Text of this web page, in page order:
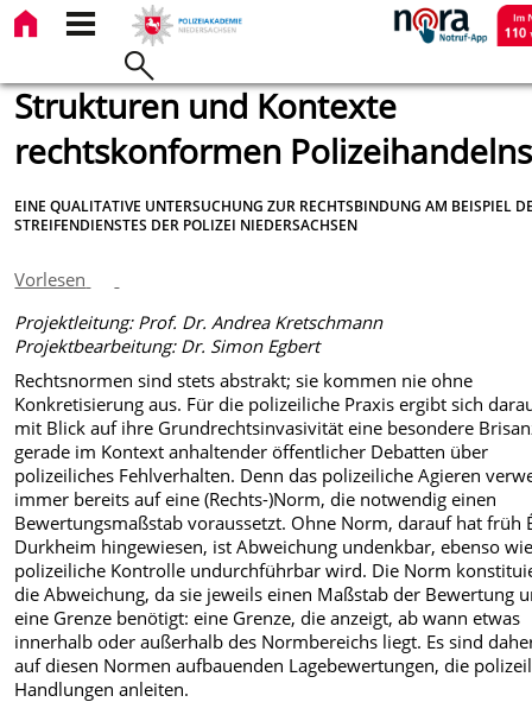
Strukturen und Kontexte
rechtskonformen Polizeihandelns
EINE QUALITATIVE UNTERSUCHUNG ZUR RECHTSBINDUNG AM BEISPIEL
STREIFENDIENSTES DER POLIZEI NIEDERSACHSEN
Vorlesen
Projektleitung: Prof. Dr. Andrea Kretschmann
Projektbearbeitung: Dr. Simon Egbert
Rechtsnormen sind stets abstrakt; sie kommen nie ohne
Konkretisierung aus. Für die polizeiliche Praxis ergibt sich
mit Blick auf ihre Grundrechtsinvasivität eine besondere
gerade im Kontext anhaltender öffentlicher Debatten über
polizeiliches Fehlverhalten. Denn das polizeiliche Agieren
immer bereits auf eine (Rechts-)Norm, die notwendig einen
Bewertungsmaßstab voraussetzt. Ohne Norm, darauf hat früh
Durkheim hingewiesen, ist Abweichung undenkbar, ebenso
polizeiliche Kontrolle undurchführbar wird. Die Norm
die Abweichung, da sie jeweils einen Maßstab der Bewertung
eine Grenze benötigt: eine Grenze, die anzeigt, ab wann etwas
innerhalb oder außerhalb des Normbereichs liegt. Es sind
auf diesen Normen aufbauenden Lagebewertungen, die
Handlungen anleiten.